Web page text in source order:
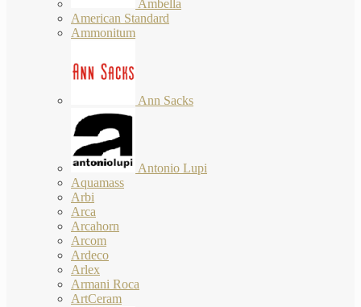
Ambella
American Standard
Ammonitum
Ann Sacks
Antonio Lupi
Aquamass
Arbi
Arca
Arcahorn
Arcom
Ardeco
Arlex
Armani Roca
ArtCeram